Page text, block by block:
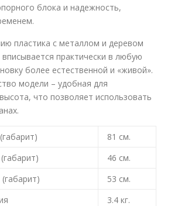
блока и надежность,
пластика с металлом и деревом
практически в любую
более естественной и «живой».
модели – удобная для
что позволяет использовать
81 см.
46 см.
53 см.
3.4 кг.